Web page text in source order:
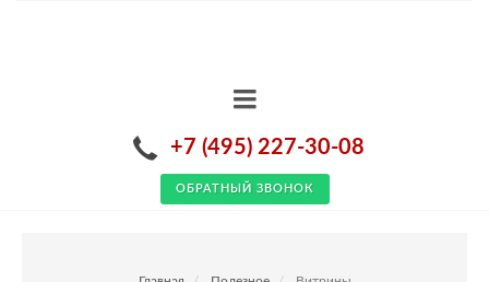
+7 (495) 227-30-08
ОБРАТНЫЙ ЗВОНОК